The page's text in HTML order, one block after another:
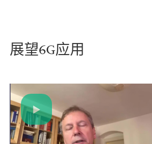
展望6G应用
Play
Video